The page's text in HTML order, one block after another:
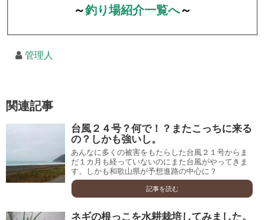
～釣り場紹介一覧へ～
管理人
関連記事
台風２４号？何で！？またこっちに来る
の？しかも強いし。
あんなに多くの被害をもたらした台風２１号からま
だ１カ月も経っていないのにまた台風がやってきま
す。しかも和歌山県が予想進路の中心に？
記事を読む
ネギの根っこを水耕栽培してみました。